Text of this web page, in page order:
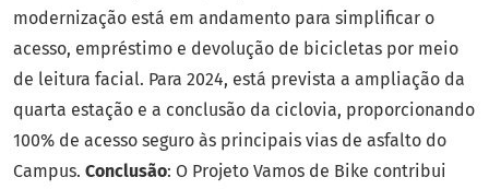
modernização está em andamento para simplificar o
acesso, empréstimo e devolução de bicicletas por meio
de leitura facial. Para 2024, está prevista a ampliação da
quarta estação e a conclusão da ciclovia, proporcionando
100% de acesso seguro às principais vias de asfalto do
Campus. Conclusão: O Projeto Vamos de Bike contribui